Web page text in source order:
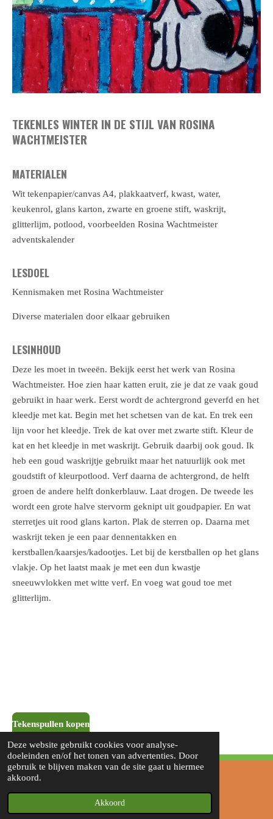
Deze website gebruikt cookies voor analyse-
doeleinden en/of het tonen van advertenties. Door
gebruik te blijven maken van de site gaat u hiermee
akkoord.
Akkoord
TEKENLES WINTER IN DE STIJL VAN ROSINA
WACHTMEISTER
MATERIALEN
Wit tekenpapier/canvas A4, plakkaatverf, kwast, water,
keukenrol, glans karton, zwarte en groene stift, waskrijt,
glitterlijm, potlood, voorbeelden Rosina Wachtmeister
adventskalender
LESDOEL
Kennismaken met Rosina Wachtmeister
Diverse materialen door elkaar gebruiken
LESINHOUD
Deze les moet in tweeën. Bekijk eerst het werk van Rosina
Wachtmeister. Hoe zien haar katten eruit, zie je dat ze vaak goud
gebruikt in haar werk. Eerst wordt de achtergrond geverfd en het
kleedje met kat. Begin met het schetsen van de kat. En trek een
lijn voor het kleedje. Trek de kat over met zwarte stift. Kleur de
kat en het kleedje in met waskrijt. Gebruik daarbij ook goud. Ik
heb een goud waskrijtje gebruikt maar het natuurlijk ook met
goudstift of kleurpotlood. Verf daarna de achtergrond, de helft
groen de andere helft donkerblauw. Laat drogen. De tweede les
wordt een grote halve stervorm geknipt uit goudpapier. En wat
sterretjes uit rood glans karton. Plak de sterren op. Daarna met
waskrijt teken je een paar dennentakken en
kerstballen/kaarsjes/kadootjes. Let bij de kerstballen op het glans
vlakje. Op het laatst maak je met een dun kwastje
sneeuwvlokken met witte verf. En voeg wat goud toe met
glitterlijm.
Tekenspullen kopen